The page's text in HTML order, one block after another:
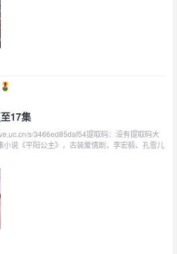
17集
s/3466ed85daf54提取码：没有提取码大
说《平阳公主》，古装爱情剧，李宏毅、孔雪儿